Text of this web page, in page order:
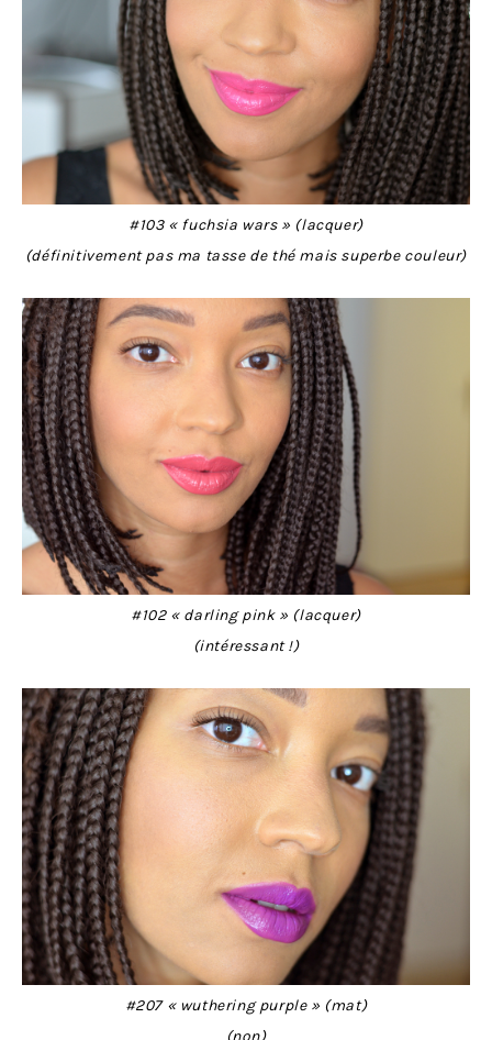
#103 « fuchsia wars » (lacquer)
(définitivement pas ma tasse de thé mais superbe couleur)
#102 « darling pink » (lacquer)
(intéressant !)
#207 « wuthering purple » (mat)